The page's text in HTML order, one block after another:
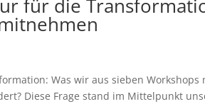
für die
Was wir aus sieben
Diese Frage stand im Mittelpunkt